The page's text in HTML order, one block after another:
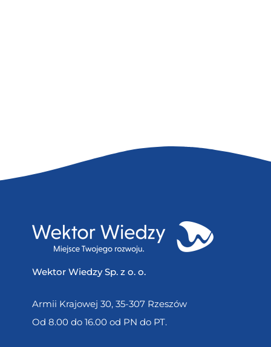
Wektor Wiedzy Sp. z o. o.
Armii Krajowej 30, 35-307 Rzeszów
Od 8.00 do 16.00 od PN do PT.